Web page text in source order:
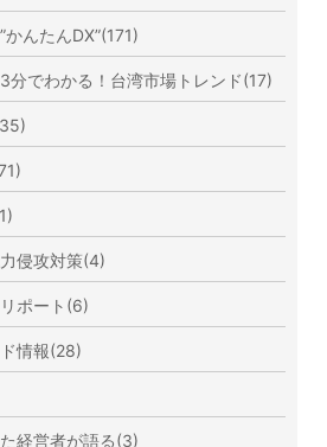
んたんDX”(171)
でわかる！台湾市場トレンド(17)
侵攻対策(4)
ポート(6)
情報(28)
経営者が語る(3)